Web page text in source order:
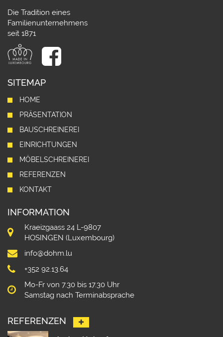
Die Tradition eines
Familienunternehmens
seit 1871
SITEMAP
HOME
PRÄSENTATION
BAUSCHREINEREI
EINRICHTUNGEN
MÖBELSCHREINEREI
REFERENZEN
KONTAKT
INFORMATION
Kraeizgaass 24 L-9807
HOSINGEN (Luxembourg)
info@dohm.lu
+352 92.13.64
Mo-Fr von 7.30 bis 17.30 Uhr
Samstag nach Terminabsprache
REFERENZEN